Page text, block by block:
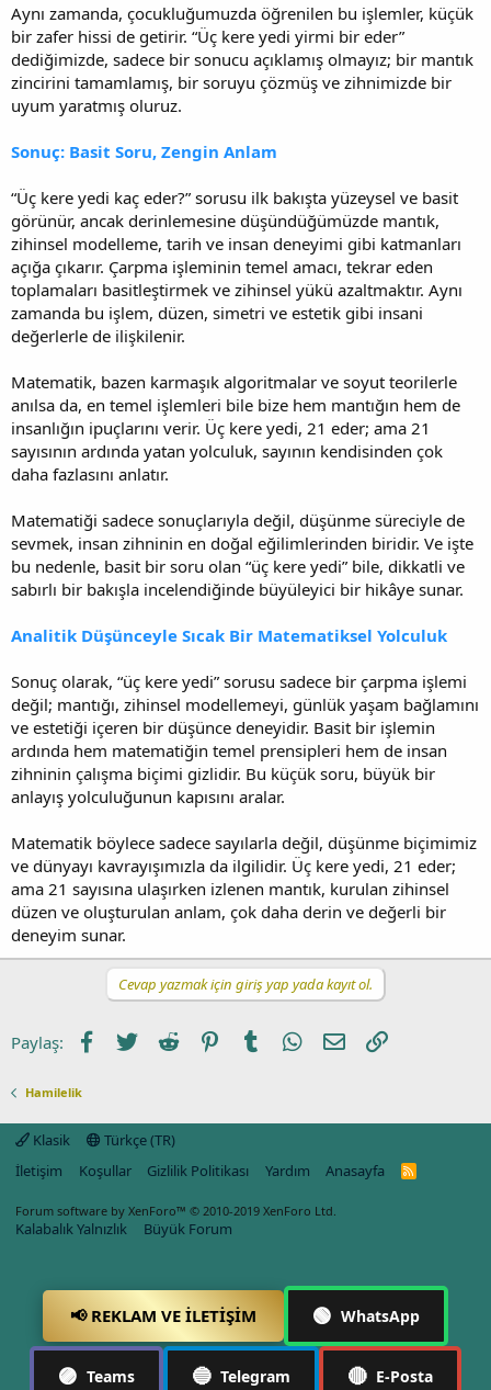
Aynı zamanda, çocukluğumuzda öğrenilen bu işlemler, küçük
bir zafer hissi de getirir. “Üç kere yedi yirmi bir eder”
dediğimizde, sadece bir sonucu açıklamış olmayız; bir mantık
zincirini tamamlamış, bir soruyu çözmüş ve zihnimizde bir
uyum yaratmış oluruz.
Sonuç: Basit Soru, Zengin Anlam
“Üç kere yedi kaç eder?” sorusu ilk bakışta yüzeysel ve basit
görünür, ancak derinlemesine düşündüğümüzde mantık,
zihinsel modelleme, tarih ve insan deneyimi gibi katmanları
açığa çıkarır. Çarpma işleminin temel amacı, tekrar eden
toplamaları basitleştirmek ve zihinsel yükü azaltmaktır. Aynı
zamanda bu işlem, düzen, simetri ve estetik gibi insani
değerlerle de ilişkilenir.
Matematik, bazen karmaşık algoritmalar ve soyut teorilerle
anılsa da, en temel işlemleri bile bize hem mantığın hem de
insanlığın ipuçlarını verir. Üç kere yedi, 21 eder; ama 21
sayısının ardında yatan yolculuk, sayının kendisinden çok
daha fazlasını anlatır.
Matematiği sadece sonuçlarıyla değil, düşünme süreciyle de
sevmek, insan zihninin en doğal eğilimlerinden biridir. Ve işte
bu nedenle, basit bir soru olan “üç kere yedi” bile, dikkatli ve
sabırlı bir bakışla incelendiğinde büyüleyici bir hikâye sunar.
Analitik Düşünceyle Sıcak Bir Matematiksel Yolculuk
Sonuç olarak, “üç kere yedi” sorusu sadece bir çarpma işlemi
değil; mantığı, zihinsel modellemeyi, günlük yaşam bağlamını
ve estetiği içeren bir düşünce deneyidir. Basit bir işlemin
ardında hem matematiğin temel prensipleri hem de insan
zihninin çalışma biçimi gizlidir. Bu küçük soru, büyük bir
anlayış yolculuğunun kapısını aralar.
Matematik böylece sadece sayılarla değil, düşünme biçimimiz
ve dünyayı kavrayışımızla da ilgilidir. Üç kere yedi, 21 eder;
ama 21 sayısına ulaşırken izlenen mantık, kurulan zihinsel
düzen ve oluşturulan anlam, çok daha derin ve değerli bir
deneyim sunar.
Cevap yazmak için giriş yap yada kayıt ol.
Paylaş: Facebook
TwitterReddit PinterestTumblrWhatsApp
E-postaLink
Hamilelik
Klasik
Türkçe (TR)
İletişim
Koşullar Gizlilik Politikası Yardım Anasayfa
R
Forum software by XenForo™ © 2010-2019 XenForo Ltd.
Kalabalık Yalnızlık Büyük Forum
📢 REKLAM VE İLETIŞIM 🟢 WhatsApp
🟣 Teams 🔵 Telegram 🔴 E-Posta